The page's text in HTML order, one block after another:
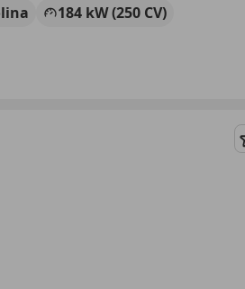
184 kW (250 CV)